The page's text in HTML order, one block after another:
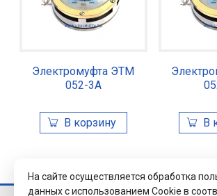
Электромуфта ЭТМ
052-3А
На сайте осуществляется обработка
данных с использованием Cookie в